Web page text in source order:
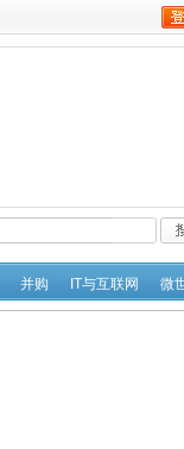
并购 IT与互联网 微